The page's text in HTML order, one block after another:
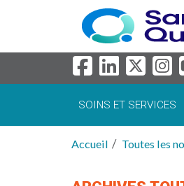
Aller au menu principal
SOINS ET SERVICES
Accueil Toutes les